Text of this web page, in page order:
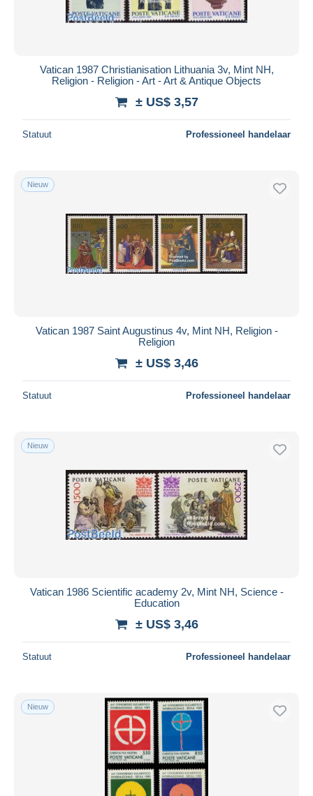
Vatican 1987 Christianisation Lithuania 3v, Mint NH,
Religion - Religion - Art - Art & Antique Objects
± US$ 3,57
Statuut Professioneel handelaar
Nieuw
Vatican 1987 Saint Augustinus 4v, Mint NH, Religion -
Religion
± US$ 3,46
Statuut Professioneel handelaar
Nieuw
Vatican 1986 Scientific academy 2v, Mint NH, Science -
Education
± US$ 3,46
Statuut Professioneel handelaar
Nieuw